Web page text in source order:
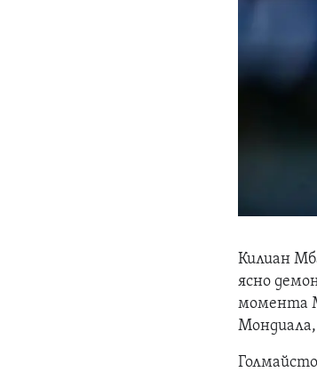
Килиан
ясно
момента
Мондиала,